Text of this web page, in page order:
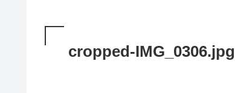
cropped-IMG_0306.jpg